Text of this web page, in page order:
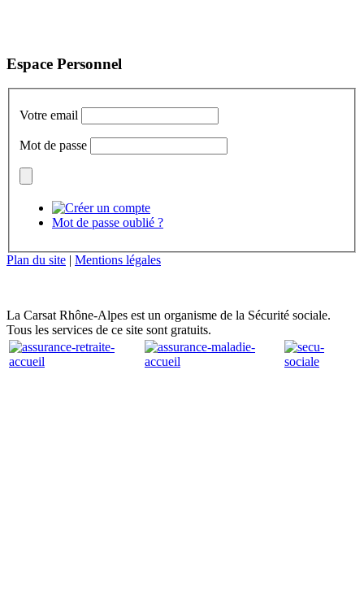
Espace Personnel
Votre email
Mot de passe
Mot de passe oublié ?
Plan du site | Mentions légales
La Carsat Rhône-Alpes est un organisme de la Sécurité sociale.
Tous les services de ce site sont gratuits.